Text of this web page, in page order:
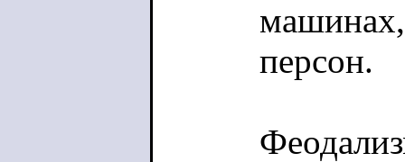
машинах,
персон.